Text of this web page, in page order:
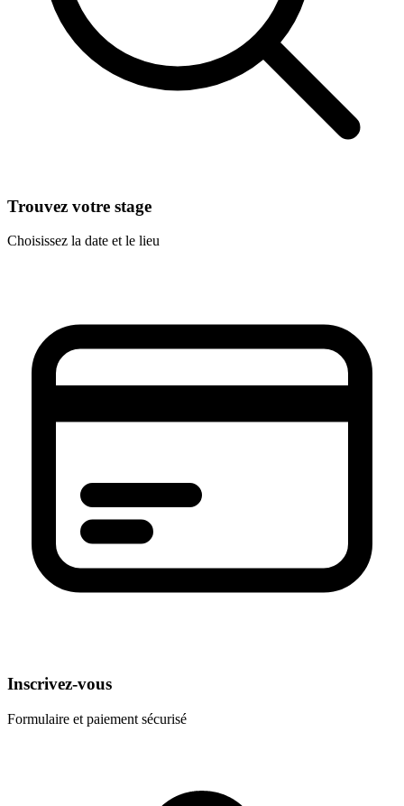
Trouvez votre stage
Choisissez la date et le lieu
Inscrivez-vous
Formulaire et paiement sécurisé